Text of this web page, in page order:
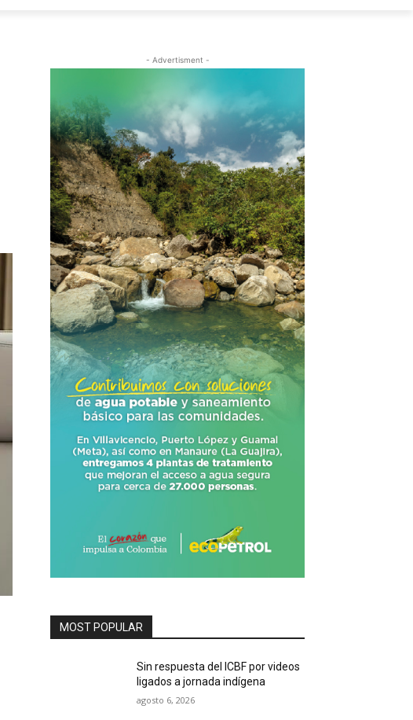
- Advertisment -
MOST POPULAR
Sin respuesta del ICBF por videos
ligados a jornada indígena
agosto 6, 2026